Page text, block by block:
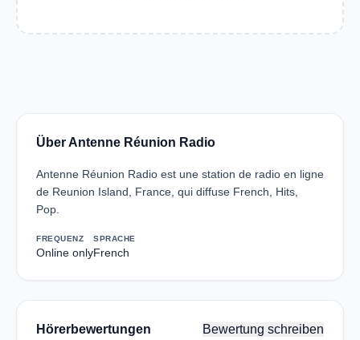
Über Antenne Réunion Radio
Antenne Réunion Radio est une station de radio en ligne
de Reunion Island, France, qui diffuse French, Hits,
Pop.
FREQUENZ
Online only
SPRACHE
French
Hörerbewertungen Bewertung schreiben